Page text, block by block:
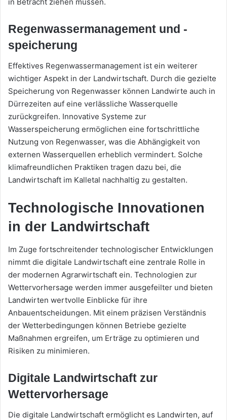
Regenwassermanagement und -
speicherung
Effektives Regenwassermanagement ist ein weiterer
wichtiger Aspekt in der Landwirtschaft. Durch die gezielte
Speicherung von Regenwasser können Landwirte auch in
Dürrezeiten auf eine verlässliche Wasserquelle
zurückgreifen. Innovative Systeme zur
Wasserspeicherung ermöglichen eine fortschrittliche
Nutzung von Regenwasser, was die Abhängigkeit von
externen Wasserquellen erheblich vermindert. Solche
klimafreundlichen Praktiken tragen dazu bei, die
Landwirtschaft im Kalletal nachhaltig zu gestalten.
Technologische Innovationen
in der Landwirtschaft
Im Zuge fortschreitender technologischer Entwicklungen
nimmt die digitale Landwirtschaft eine zentrale Rolle in
der modernen Agrarwirtschaft ein. Technologien zur
Wettervorhersage werden immer ausgefeilter und bieten
Landwirten wertvolle Einblicke für ihre
Anbauentscheidungen. Mit einem präzisen Verständnis
der Wetterbedingungen können Betriebe gezielte
Maßnahmen ergreifen, um Erträge zu optimieren und
Risiken zu minimieren.
Digitale Landwirtschaft zur
Wettervorhersage
Die digitale Landwirtschaft ermöglicht es Landwirten, auf